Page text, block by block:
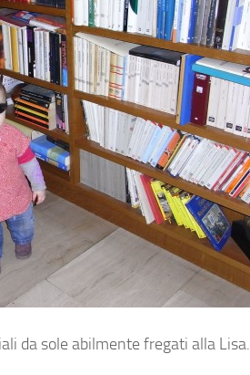
da sole abilmente fregati alla Lisa.